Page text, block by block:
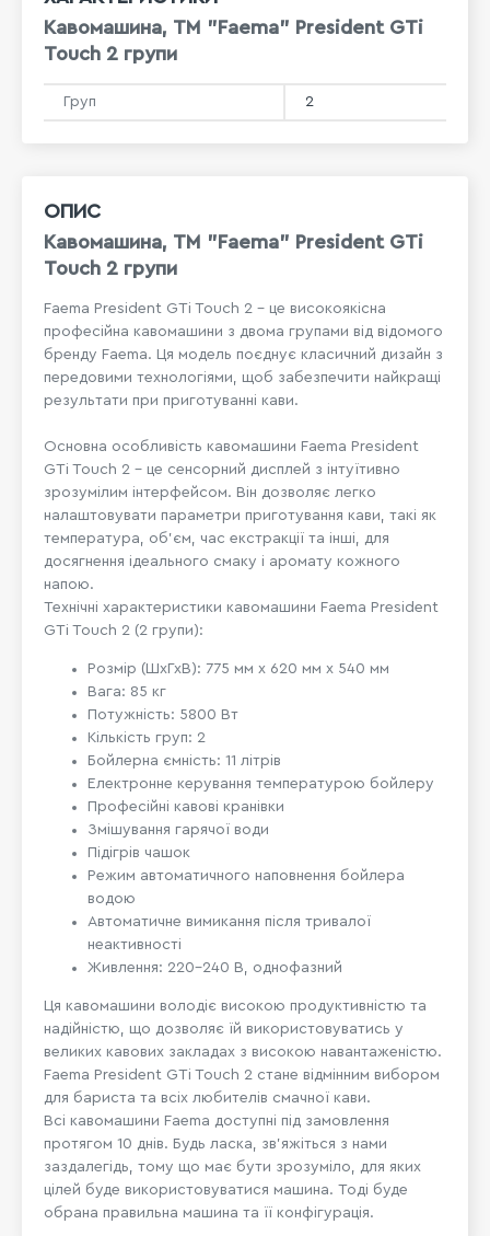
ОПИС
Кавомашина, ТМ "Faema" President GTi
Touch 2 групи
Faema President GTi Touch 2 - це високоякісна
професійна кавомашини з двома групами від відомого
бренду Faema. Ця модель поєднує класичний дизайн з
передовими технологіями, щоб забезпечити найкращі
результати при приготуванні кави.
Основна особливість кавомашини Faema President
GTi Touch 2 - це сенсорний дисплей з інтуїтивно
зрозумілим інтерфейсом. Він дозволяє легко
налаштовувати параметри приготування кави, такі як
температура, об'єм, час екстракції та інші, для
досягнення ідеального смаку і аромату кожного
напою.
Технічні характеристики кавомашини Faema President
GTi Touch 2 (2 групи):
Розмір (ШхГхВ): 775 мм x 620 мм x 540 мм
Вага: 85 кг
Потужність: 5800 Вт
Кількість груп: 2
Бойлерна ємність: 11 літрів
Електронне керування температурою бойлеру
Професійні кавові кранівки
Змішування гарячої води
Підігрів чашок
Режим автоматичного наповнення бойлера
водою
Автоматичне вимикання після тривалої
неактивності
Живлення: 220-240 В, однофазний
Ця кавомашини володіє високою продуктивністю та
надійністю, що дозволяє їй використовуватись у
великих кавових закладах з високою навантаженістю.
Faema President GTi Touch 2 стане відмінним вибором
для бариста та всіх любителів смачної кави.
Всі кавомашини Faema доступні під замовлення
протягом 10 днів. Будь ласка, зв'яжіться з нами
заздалегідь, тому що має бути зрозуміло, для яких
цілей буде використовуватися машина. Тоді буде
обрана правильна машина та її конфігурація.
Кавомашина, ТМ "Faema" President GTi
Touch 2 групи
Груп 2